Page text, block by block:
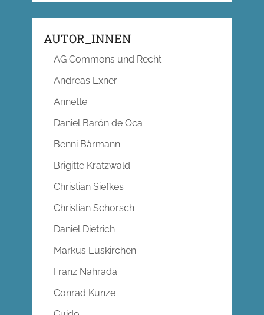
AUTOR_INNEN
AG Commons und Recht
Andreas Exner
Annette
Daniel Barón de Oca
Benni Bärmann
Brigitte Kratzwald
Christian Siefkes
Christian Schorsch
Daniel Dietrich
Markus Euskirchen
Franz Nahrada
Conrad Kunze